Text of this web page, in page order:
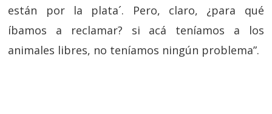
están por la plata´. Pero, claro, ¿para qué
íbamos a reclamar? si acá teníamos a los
animales libres, no teníamos ningún problema”.